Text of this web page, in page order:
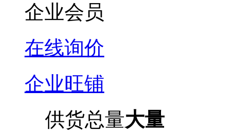
企业会员
在线询价
企业旺铺
供货总量大量